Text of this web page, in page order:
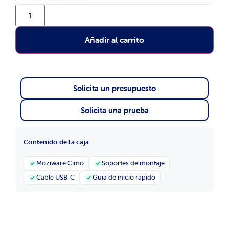
Añadir al carrito
Solicita un presupuesto
Solicita una prueba
Contenido de la caja
Moziware Cimo
Soportes de montaje
Cable USB-C
Guía de inicio rápido